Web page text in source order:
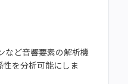
など音響要素の解析機
を分析可能にしま